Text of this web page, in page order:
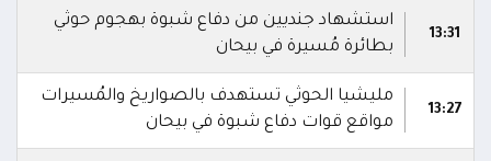
13:31
استشهاد جنديين من دفاع شبوة بهجوم حوثي
بطائرة مُسيرة في بيحان
13:27
مليشيا الحوثي تستهدف بالصواريخ والمُسيرات
مواقع قوات دفاع شبوة في بيحان